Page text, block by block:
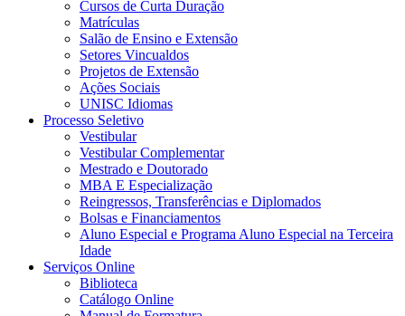
Cursos de Curta Duração
Matrículas
Salão de Ensino e Extensão
Setores Vincualdos
Projetos de Extensão
Ações Sociais
UNISC Idiomas
Processo Seletivo
Vestibular
Vestibular Complementar
Mestrado e Doutorado
MBA E Especialização
Reingressos, Transferências e Diplomados
Bolsas e Financiamentos
Aluno Especial e Programa Aluno Especial na Terceira
Idade
Serviços Online
Biblioteca
Catálogo Online